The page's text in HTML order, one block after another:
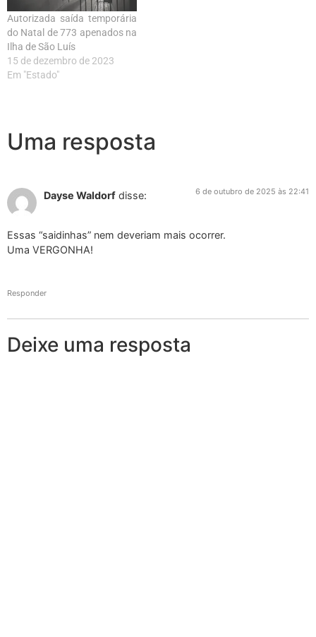
Autorizada saída temporária
do Natal de 773 apenados na
Ilha de São Luís
15 de dezembro de 2023
Em "Estado"
Uma resposta
Dayse Waldorf disse: 6 de outubro de 2025 às 22:41
Essas “saidinhas” nem deveriam mais ocorrer.
Uma VERGONHA!
Responder
Deixe uma resposta